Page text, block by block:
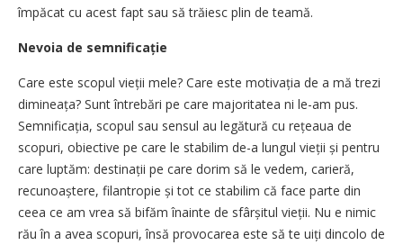
împăcat cu acest fapt sau să trăiesc plin de teamă.
Nevoia de semnificație
Care este scopul vieții mele? Care este motivația de a mă trezi
dimi­neața? Sunt întrebări pe care majoritatea ni le-am pus.
Semnificația, scopul sau sensul au legătură cu rețeaua de
scopuri, obiective pe care le stabilim de-a lungul vieții și pentru
care luptăm: destinații pe care dorim să le vedem, carieră,
recu­noaștere, filantropie și tot ce stabilim că face parte din
ceea ce am vrea să bifăm înainte de sfârșitul vieții. Nu e nimic
rău în a avea scopuri, însă provocarea este să te uiți dincolo de